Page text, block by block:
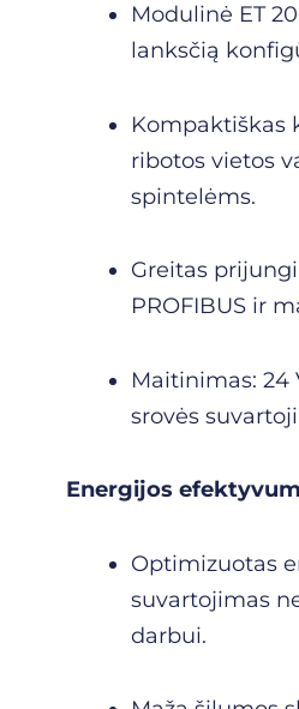
Modulinė ET
lanksčią
Kompaktiškas
ribotos vietos
spintelėms.
Greitas
PROFIBUS ir
Maitinimas: 24
srovės
Energijos
Optimizuotas
suvartojimas
darbui.